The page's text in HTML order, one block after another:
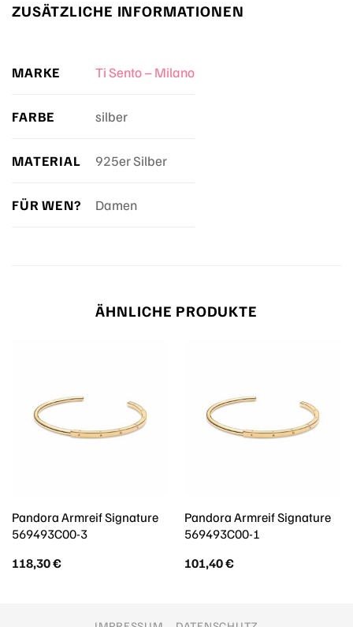
ZUSÄTZLICHE INFORMATIONEN
MARKE Ti Sento – Milano
FARBE silber
MATERIAL 925er Silber
FÜR WEN? Damen
ÄHNLICHE PRODUKTE
Pandora Armreif Signature
569493C00-3
118,30€
Pandora Armreif Signature
569493C00-1
101,40€